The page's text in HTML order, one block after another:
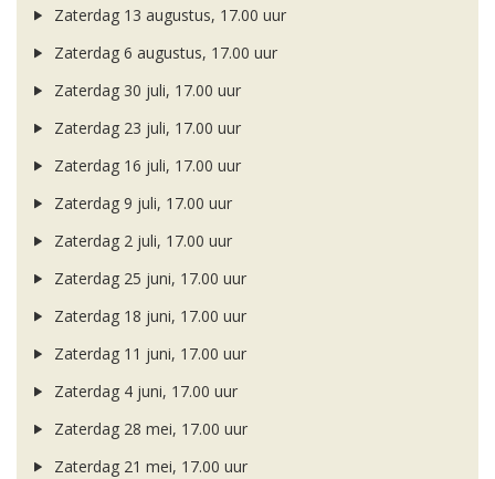
Zaterdag 13 augustus, 17.00 uur
Zaterdag 6 augustus, 17.00 uur
Zaterdag 30 juli, 17.00 uur
Zaterdag 23 juli, 17.00 uur
Zaterdag 16 juli, 17.00 uur
Zaterdag 9 juli, 17.00 uur
Zaterdag 2 juli, 17.00 uur
Zaterdag 25 juni, 17.00 uur
Zaterdag 18 juni, 17.00 uur
Zaterdag 11 juni, 17.00 uur
Zaterdag 4 juni, 17.00 uur
Zaterdag 28 mei, 17.00 uur
Zaterdag 21 mei, 17.00 uur